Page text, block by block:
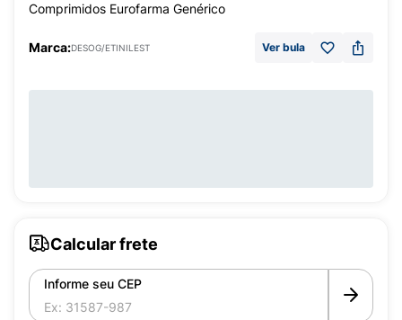
Comprimidos Eurofarma Genérico
Marca:DESOG/ETINILEST Ver bula
Calcular frete
Informe seu CEP